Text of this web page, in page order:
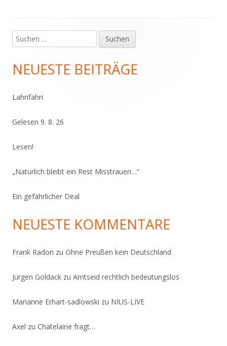
Haupt-
Seitenleiste
Suchen
nach:
NEUESTE BEITRÄGE
Lahrifahri
Gelesen 9. 8. 26
Lesen!
„Natürlich bleibt ein Rest Misstrauen…“
Ein gefährlicher Deal
NEUESTE KOMMENTARE
Frank Radon zu Ohne Preußen kein Deutschland
Jürgen Goldack zu Amtseid rechtlich bedeutungslos
Marianne Erhart-sadlowski zu NIUS-LIVE
Axel zu Chatelaine fragt…